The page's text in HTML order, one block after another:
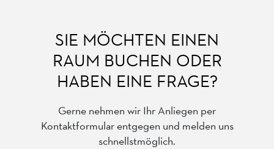
SIE MÖCHTEN EINEN
RAUM BUCHEN ODER
HABEN EINE FRAGE?
Gerne nehmen wir Ihr Anliegen per
Kontaktformular entgegen und melden uns
schnellstmöglich.